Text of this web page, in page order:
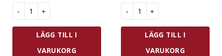
Snippers Flaska för Rom 35 cl mängd
LÄGG TILL I
VARUKORG
Gbg Soda Tonic Lemon Curd
LÄGG TILL I
VARUKORG